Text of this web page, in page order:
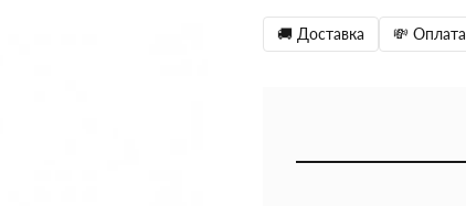
🚚 Доставка 💸 Оплата